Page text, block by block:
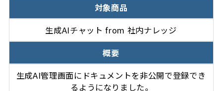
対象商品
生成AIチャット from 社内ナレッジ
概要
生成AI管理画面にドキュメントを非公開で登録でき
るようになりました。